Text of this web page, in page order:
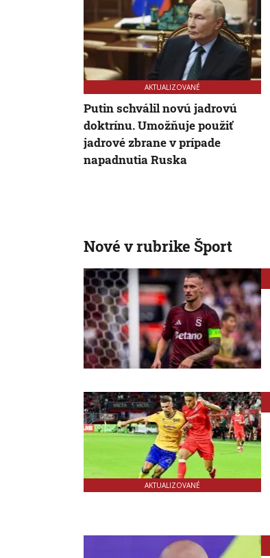
AKTUALIZOVANÉ
Putin schválil novú jadrovú
doktrínu. Umožňuje použiť
jadrové zbrane v prípade
napadnutia Ruska
Nové v rubrike Šport
AKTUALIZOVANÉ